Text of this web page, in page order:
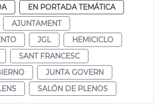
EN PORTADA TEMÁTICA
AJUNTAMENT
JGL
HEMICICLO
SANT FRANCESC
JUNTA GOVERN
SALÓN DE PLENOS